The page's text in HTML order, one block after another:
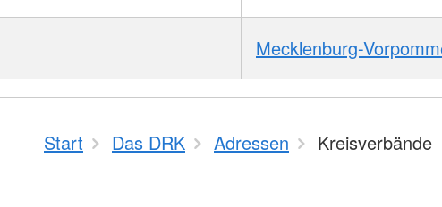
Mecklenburg-
Start Das DRK Adressen Kreisverbände